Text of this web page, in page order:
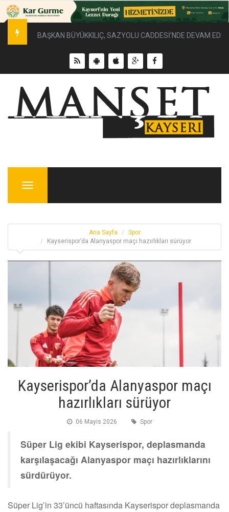
BAŞKAN BÜYÜKKILIÇ, SAZYOLU CADDESİ’NDE DEVAM
Menu
Ana Sayfa
Spor
Kayserispor’da Alanyaspor maçı hazırlıkları sürüyor
Kayserispor’da Alanyaspor maçı
hazırlıkları sürüyor
06 Mayis 2026 Spor
Süper Lig ekibi Kayserispor, deplasmanda
karşılaşacağı Alanyaspor maçı hazırlıklarını
sürdürüyor.
Süper Lig’in 33’üncü haftasında Kayserispor deplasmanda